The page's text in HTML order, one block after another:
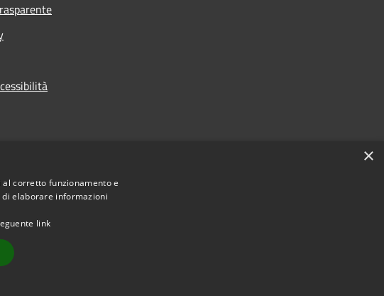
di Concorezzo • Powered by
×
corretto funzionamento e
di elaborare informazioni
link